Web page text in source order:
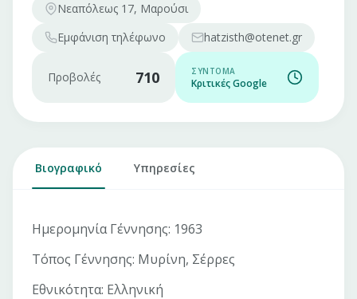
Νεαπόλεως 17, Μαρούσι
Εμφάνιση τηλέφωνο hatzisth@otenet.gr
Προβολές 710 ΣΎΝΤΟΜΑ
Κριτικές Google
Βιογραφικό Υπηρεσίες
Ημερομηνία Γέννησης: 1963
Τόπος Γέννησης: Μυρίνη, Σέρρες
Εθνικότητα: Ελληνική